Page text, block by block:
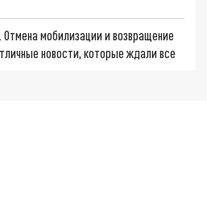
Отмена мобилизации и возвращение
новости, которые ждали все